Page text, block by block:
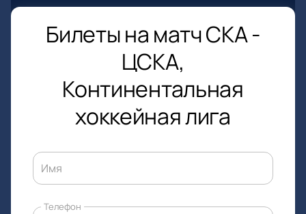
Билеты на матч СКА -
ЦСКА,
Континентальная
хоккейная лига
Имя
Телефон